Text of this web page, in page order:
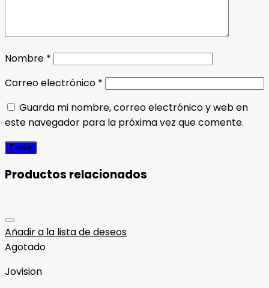
Nombre *
Correo electrónico *
Guarda mi nombre, correo electrónico y web en
este navegador para la próxima vez que comente.
Productos relacionados
Añadir a la lista de deseos
Agotado
Jovision